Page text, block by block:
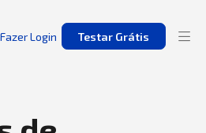
Fazer Login Testar Grátis